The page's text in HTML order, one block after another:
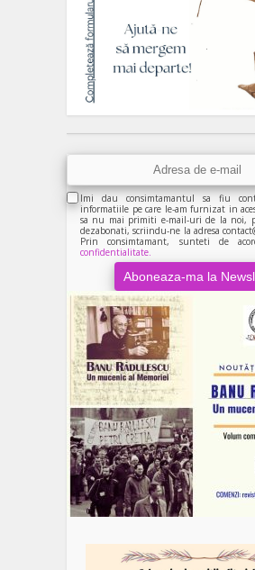
Imi dau consimtamantul sa fiu
informatiile pe care le-am furnizat in
sa nu mai primiti e-mail-uri de la noi,
dezabonati, scriindu-ne la adresa
Prin consimtamant, sunteti de
confidentialitate.